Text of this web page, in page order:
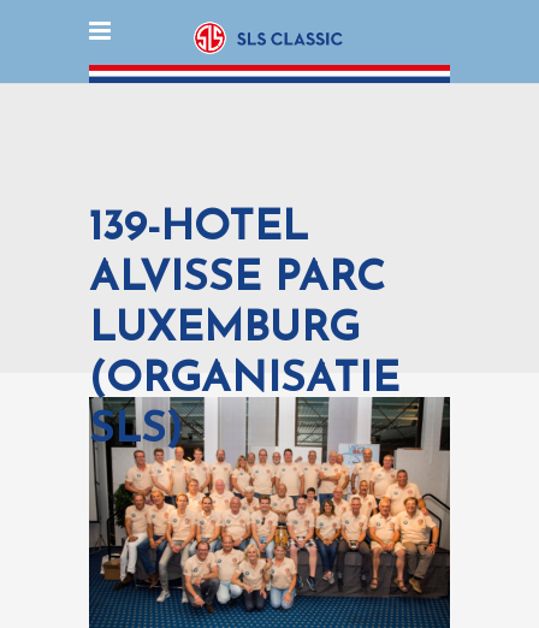
139-HOTEL
ALVISSE PARC
LUXEMBURG
(ORGANISATIE
SLS)